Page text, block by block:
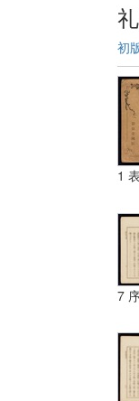
初
1
7